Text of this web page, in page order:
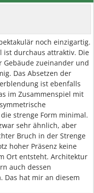
noch einzigartig.
ist durchaus attraktiv. Die
Gebäude zueinander und
Das Absetzen der
ist ebenfalls
im Zusammenspiel mit
strenge Form minimal.
sehr ähnlich, aber
Bruch in der Strenge
hoher Präsenz keine
Ort entsteht. Architektur
auch dessen
Das hat mir an diesem